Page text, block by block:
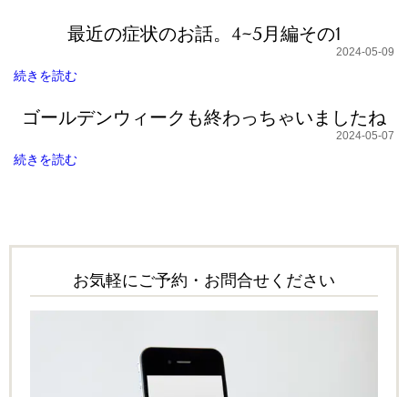
最近の症状のお話。4~5月編その1
2024-05-09
続きを読む
ゴールデンウィークも終わっちゃいましたね
2024-05-07
続きを読む
お気軽にご予約・お問合せください